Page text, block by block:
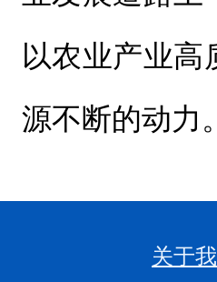
以农业产业
源不断的动力
关于